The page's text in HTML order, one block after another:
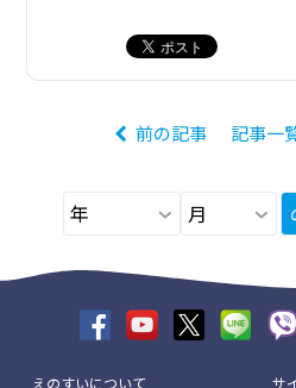
前の記事 記事一
えのすいについて サ